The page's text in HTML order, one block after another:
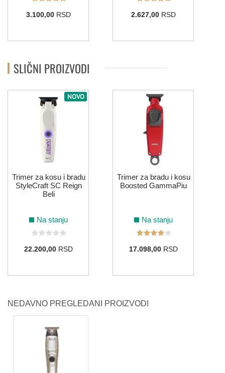
3.100,00RSD 2.627,00RSD
SLIČNI PROIZVODI
NOVO
Trimer za kosu i bradu
StyleCraft SC Reign
Beli
Na stanju
22.200,00RSD
Trimer za bradu i kosu
Boosted GammaPiu
Na stanju
17.098,00RSD
NEDAVNO PREGLEDANI PROIZVODI